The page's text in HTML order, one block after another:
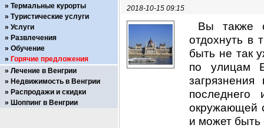
2018-10-15 09:15
Вы также
отдохнуть в
быть не так
по улицам
последнего
окружающей
и может быть
Термальные курорты
Туристические услуги
Услуги
Развлечения
Обучение
Горячие предложения
Лечение в Венгрии
Недвижимость в Венгрии
Распродажи и скидки
Шоппинг в Венгрии